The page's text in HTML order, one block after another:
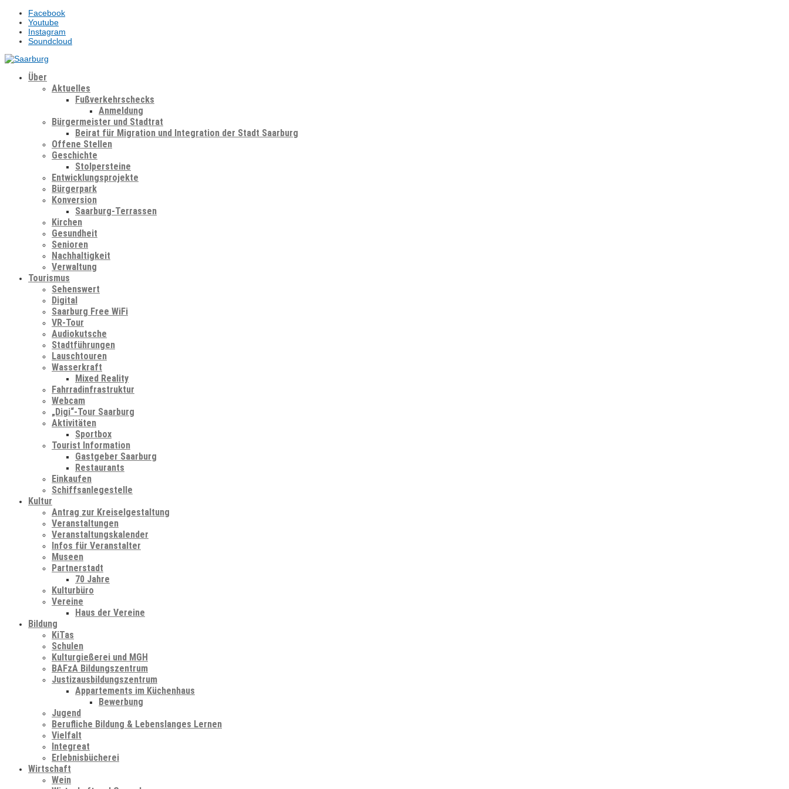
Facebook
Youtube
Instagram
Soundcloud
Über
Aktuelles
Fußverkehrschecks
Anmeldung
Bürgermeister und Stadtrat
Beirat für Migration und Integration der Stadt Saarburg
Offene Stellen
Geschichte
Stolpersteine
Entwicklungsprojekte
Bürgerpark
Konversion
Saarburg-Terrassen
Kirchen
Gesundheit
Senioren
Nachhaltigkeit
Verwaltung
Tourismus
Sehenswert
Digital
Saarburg Free WiFi
VR-Tour
Audiokutsche
Stadtführungen
Lauschtouren
Wasserkraft
Mixed Reality
Fahrradinfrastruktur
Webcam
„Digi“-Tour Saarburg
Aktivitäten
Sportbox
Tourist Information
Gastgeber Saarburg
Restaurants
Einkaufen
Schiffsanlegestelle
Kultur
Antrag zur Kreiselgestaltung
Veranstaltungen
Veranstaltungskalender
Infos für Veranstalter
Museen
Partnerstadt
70 Jahre
Kulturbüro
Vereine
Haus der Vereine
Bildung
KiTas
Schulen
Kulturgießerei und MGH
BAFzA Bildungszentrum
Justizausbildungszentrum
Appartements im Küchenhaus
Bewerbung
Jugend
Berufliche Bildung & Lebenslanges Lernen
Vielfalt
Integreat
Erlebnisbücherei
Wirtschaft
Wein